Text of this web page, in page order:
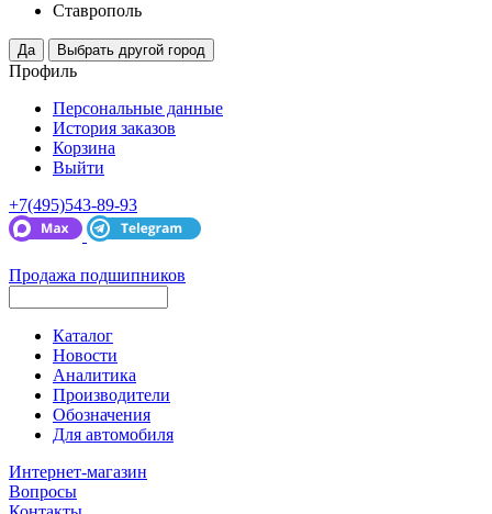
Ставрополь
Профиль
Персональные данные
История заказов
Корзина
Выйти
+7(495)543-89-93
Продажа подшипников
Каталог
Новости
Аналитика
Производители
Обозначения
Для автомобиля
Интернет-магазин
Вопросы